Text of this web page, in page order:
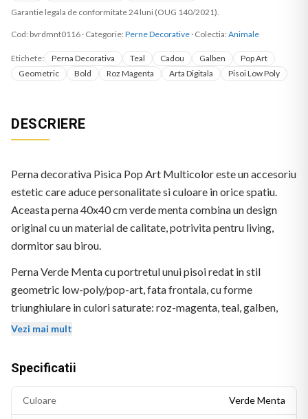
Garantie legala de conformitate 24 luni (OUG 140/2021).
Cod: bvrdmnt0116 · Categorie: Perne Decorative · Colectia: Animale
Etichete: Perna Decorativa Teal Cadou Galben
Pop Art
Geometric
Bold Roz Magenta Arta Digitala Pisoi Low Poly
DESCRIERE
Perna decorativa Pisica Pop Art Multicolor este un accesoriu
estetic care aduce personalitate si culoare in orice spatiu.
Aceasta perna 40x40 cm verde menta combina un design
original cu un material de calitate, potrivita pentru living,
dormitor sau birou.
Perna Verde Menta cu portretul unui pisoi redat in stil
geometric low-poly/pop-art, fata frontala, cu forme
triunghiulare in culori saturate: roz-magenta, teal, galben,
albastru, portocaliu. Ochi albastri. Fond verde menta.
Vezi mai mult
Specificatii
Culoare Verde Menta